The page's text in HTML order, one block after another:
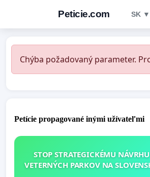
Peticie.com SK ▼
Chýba požadovaný parameter.
Petície propagované inými užívateľmi
STOP STRATEGICKÉMU NÁVRHU
VETERNÝCH PARKOV NA